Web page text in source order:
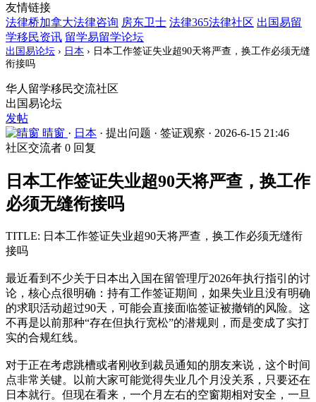
友情链接
法律桥加拿大法律咨询 房东卫士 法律365法律社区 出国易留
学移民资讯 留学易留学论坛
出国易论坛 › 日本 › 日本工作签证失业超90天将严查，换工作必须无缝
衔接吗
华人留学移民交流社区
出国易论坛
发帖
晴窗 · 日本 · 提出问题 · 签证观察 · 2026-6-15 21:46
社区交流者 0 回复
日本工作签证失业超90天将严查，换工作
必须无缝衔接吗
TITLE: 日本工作签证失业超90天将严查，换工作必须无缝衔
接吗
最近看到不少关于日本出入国在留管理厅2026年执行指引的讨
论，核心点很明确：持有工作签证期间，如果失业且没有明确
的求职活动超过90天，可能会直接面临签证被撤销的风险。这
不再是以前那种“存在但执行宽松”的潜规则，而是变成了实打
实的合规红线。
对于正在考虑跳槽或者刚收到裁员通知的朋友来说，这个时间
点非常关键。以前大家可能觉得失业几个月没关系，只要还在
日本就行。但现在看来，一个月左右的空窗期相对安全，一旦